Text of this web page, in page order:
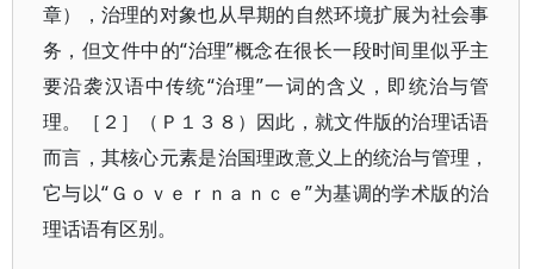
章），治理的对象也从早期的自然环境扩展为社会事
务，但文件中的“治理”概念在很长一段时间里似乎主
要沿袭汉语中传统“治理”一词的含义，即统治与管
理。［２］（Ｐ１３８）因此，就文件版的治理话语
而言，其核心元素是治国理政意义上的统治与管理，
它与以“Ｇｏｖｅｒｎａｎｃｅ”为基调的学术版的治
理话语有区别。